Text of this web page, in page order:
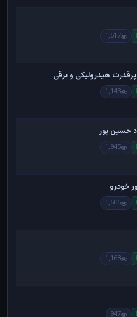
1,517
هیدرولیکی و برقی
1,143
حسین پور
1,945
خودرو
1,505
1,168
947